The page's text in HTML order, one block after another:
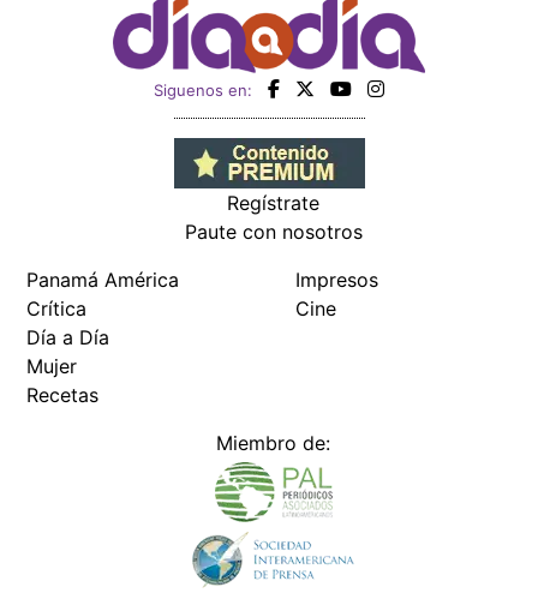
Siguenos en:
Regístrate
Paute con nosotros
Panamá América
Crítica
Día a Día
Mujer
Recetas
Impresos
Cine
Miembro de: